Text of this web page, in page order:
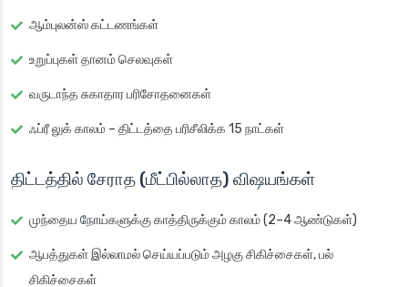
ஆம்புலன்ஸ் கட்டணங்கள்
உறுப்புகள் தானம் செலவுகள்
வருடாந்த சுகாதார பரிசோதனைகள்
ஃப்ரீ லுக் காலம் – திட்டத்தை பரிசீலிக்க 15 நாட்கள்
திட்டத்தில் சேராத (மீட்பில்லாத) விஷயங்கள்
முந்தைய நோய்களுக்கு காத்திருக்கும் காலம் (2–4 ஆண்டுகள்)
ஆபத்துகள் இல்லாமல் செய்யப்படும் அழகு சிகிச்சைகள், பல்
சிகிச்சைகள்